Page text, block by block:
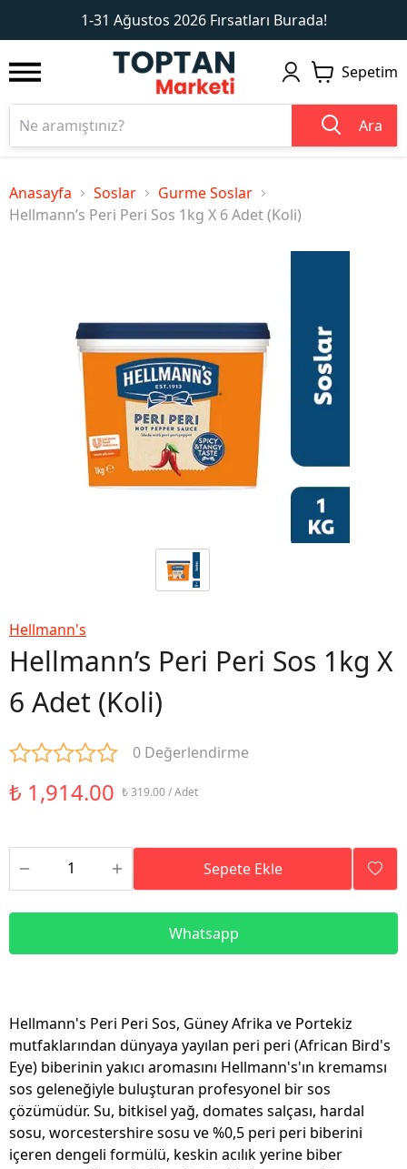
1-31 Ağustos 2026 Fırsatları Burada!
1 2
Sepetim
Ara
Anasayfa Soslar
Gurme Soslar
Hellmann’s Peri Peri Sos 1kg X 6 Adet (Koli)
Hellmann's
Hellmann’s Peri Peri Sos 1kg X
6 Adet (Koli)
0 Değerlendirme
₺ 1,914.00 ₺ 319.00 / Adet
Sepete Ekle
Whatsapp
Hellmann's Peri Peri Sos, Güney Afrika ve Portekiz
mutfaklarından dünyaya yayılan peri peri (African Bird's
Eye) biberinin yakıcı aromasını Hellmann's'ın kremamsı
sos geleneğiyle buluşturan profesyonel bir sos
çözümüdür. Su, bitkisel yağ, domates salçası, hardal
sosu, worcestershire sosu ve %0,5 peri peri biberini
içeren dengeli formülü, keskin acılık yerine biber